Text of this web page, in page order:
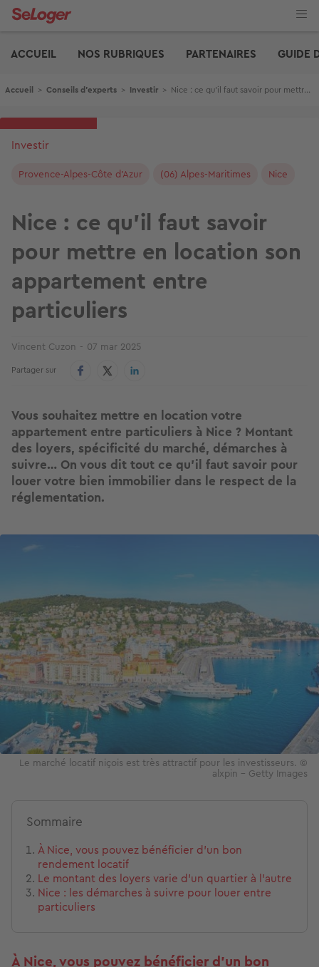
Aller
ACCUEIL
NOS RUBRIQUES PARTENAIRES GUIDE
Fil d'Ariane
Accueil > Conseils d'experts > Investir > Nice : ce qu’il faut savoir pour mettre en location son appartement entre particuliers
Investir
Provence-Alpes-Côte d'Azur (06) Alpes-Maritimes Nice
Nice : ce qu’il faut savoir
pour mettre en location son
appartement entre
particuliers
Vincent Cuzon 07 mar 2025
Partager sur
Vous souhaitez mettre en location votre
appartement entre particuliers à Nice ? Montant
des loyers, spécificité du marché, démarches à
suivre… On vous dit tout ce qu’il faut savoir pour
louer votre bien immobilier dans le respect de la
réglementation.
Image
Le marché locatif niçois est très attractif pour les investisseurs. ©
alxpin – Getty Images
Sommaire
À Nice, vous pouvez bénéficier d’un bon
rendement locatif
Le montant des loyers varie d’un quartier à l’autre
Nice : les démarches à suivre pour louer entre
particuliers
À Nice, vous pouvez bénéficier d’un bon